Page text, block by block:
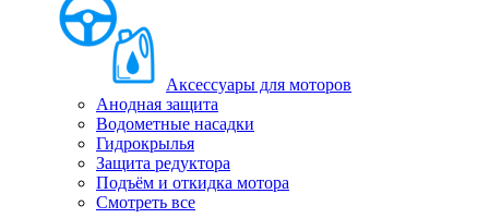
Аксессуары для моторов
Анодная защита
Водометные насадки
Гидрокрылья
Защита редуктора
Подъём и откидка мотора
Смотреть все